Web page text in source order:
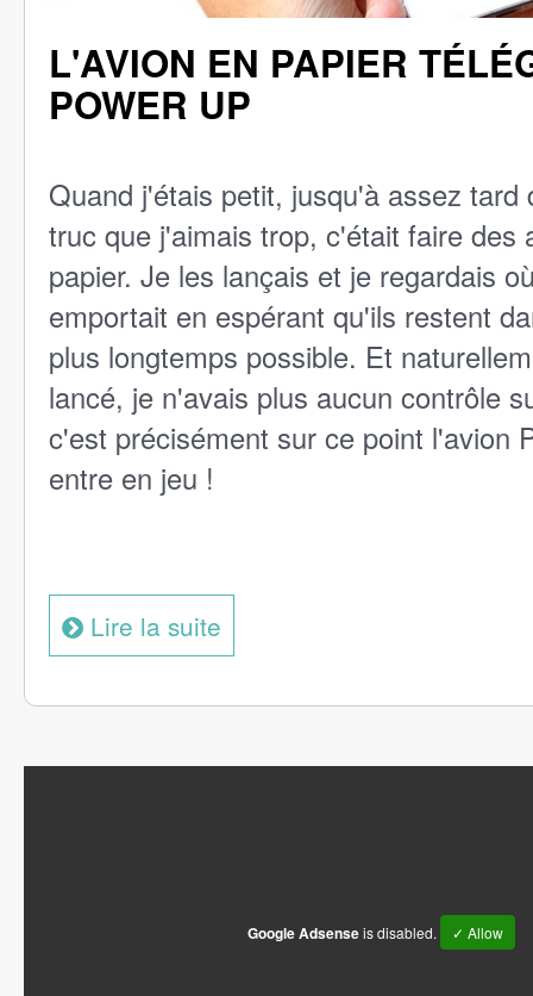
L'AVION EN PAPIER
POWER UP
Quand j'étais petit, jusqu'à assez tard
truc que j'aimais trop, c'était faire des
papier. Je les lançais et je regardais
emportait en espérant qu'ils restent
plus longtemps possible. Et
lancé, je n'avais plus aucun contrôle
c'est précisément sur ce point l'avion
entre en jeu !
Lire la suite
Google Adsenseis disabled. ✓ Allow